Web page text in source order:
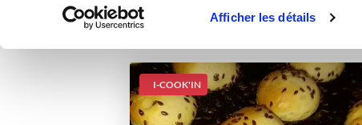
Afficher les détails
I-COOK'IN